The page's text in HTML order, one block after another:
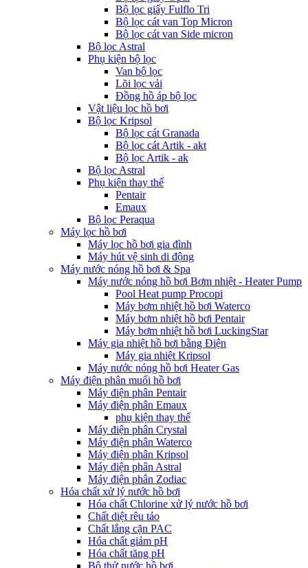
Bộ lọc giấy Fulflo Tri
Bộ lọc cát van Top Micron
Bộ lọc cát van Side micron
Bộ lọc Astral
Phụ kiện bộ lọc
Van bộ lọc
Lõi lọc vải
Đồng hồ áp bộ lọc
Vật liệu lọc hồ bơi
Bộ lọc Kripsol
Bộ lọc cát Granada
Bộ lọc cát Artik - akt
Bộ lọc Artik - ak
Bộ lọc Astral
Phụ kiện thay thế
Pentair
Emaux
Bộ lọc Peraqua
Máy lọc hồ bơi
Máy lọc hồ bơi gia đình
Máy hút vệ sinh di động
Máy nước nóng hồ bơi & Spa
Máy nước nóng hồ bơi Bơm nhiệt - Heater Pump
Pool Heat pump Procopi
Máy bơm nhiệt hồ bơi Waterco
Máy bơm nhiệt hồ bơi Pentair
Máy bơm nhiệt hồ bơi LuckingStar
Máy gia nhiệt hồ bơi bằng Điện
Máy gia nhiệt Kripsol
Máy nước nóng hồ bơi Heater Gas
Máy điện phân muối hồ bơi
Máy điện phân Pentair
Máy điện phân Emaux
phụ kiện thay thế
Máy điện phân Crystal
Máy điện phân Waterco
Máy điện phân Kripsol
Máy điện phân Astral
Máy điện phân Zodiac
Hóa chất xử lý nước hồ bơi
Hóa chất Chlorine xử lý nước hồ bơi
Chất diệt rêu tảo
Chất lắng cặn PAC
Hóa chất giảm pH
Hóa chất tăng pH
Bộ thử nước hồ bơi